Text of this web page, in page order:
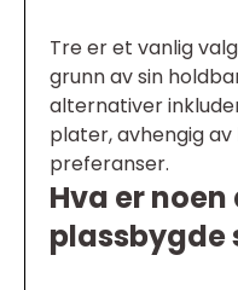
Tre er et vanlig
grunn av sin
alternativer
plater, avhengig
preferanser.
Hva er
plassbygde